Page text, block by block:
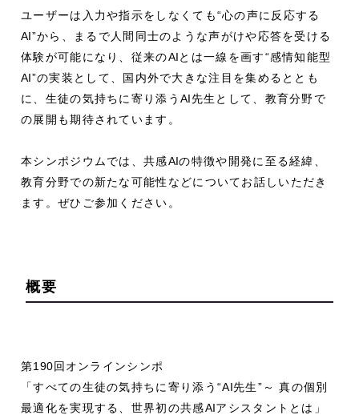
ユーザーは入力や指示をしなくても“心の声に反応する
AI”から、まるで人間同士のような声がけや応答を受ける
体験が可能になり、従来のAIとは一線を画す“感情知能型
AI”の実装として、国内外で大きな注目を集めるととも
に、生徒の気持ちに寄り添う AI先生として、教育分野で
の展開も期待されています。
本シンポジウムでは、共感AIの特徴や開発に至る経緯、
教育分野での新たな可能性などについてお話しいただき
ます。ぜひご参加ください。
概要
第190回オンラインシンポ
「すべての生徒の気持ちに寄り添う“AI先生”～ 真の個別
最適化を実現する、世界初の共感AIアシスタントとは」